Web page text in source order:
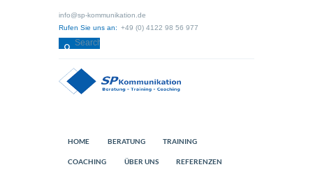
info@sp-kommunikation.de
Rufen Sie uns an: +49 (0) 4122 98 56 977
HOME BERATUNG TRAINING
COACHING ÜBER UNS REFERENZEN